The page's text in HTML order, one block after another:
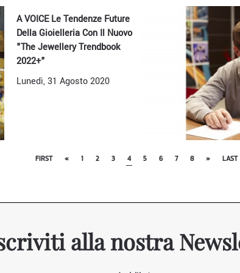
A VOICE Le Tendenze Future
Della Gioielleria Con Il Nuovo
"The Jewellery Trendbook
2022+"
Lunedì, 31 Agosto 2020
FIRST « 1 2 3 4 5 6 7 8 » LAST
alla nostra